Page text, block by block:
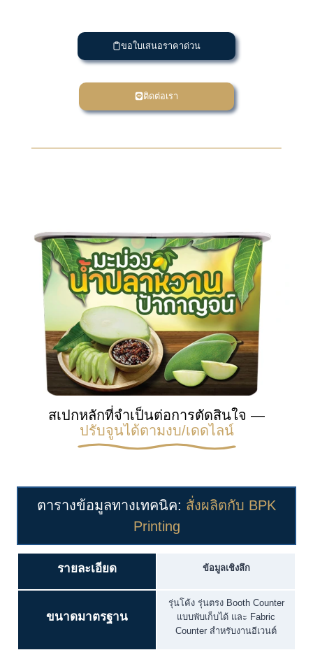
ขอใบเสนอราคาด่วน
ติดต่อเรา
สเปกหลักที่จำเป็นต่อการตัดสินใจ —
ปรับจูนได้ตามงบ/เดดไลน์
ตารางข้อมูลทางเทคนิค: สั่งผลิตกับ BPK
Printing
รายละเอียด ข้อมูลเชิงลึก
ขนาดมาตรฐาน
รุ่นโค้ง รุ่นตรง Booth Counter
แบบพับเก็บได้ และ Fabric
Counter สำหรับงานอีเวนต์